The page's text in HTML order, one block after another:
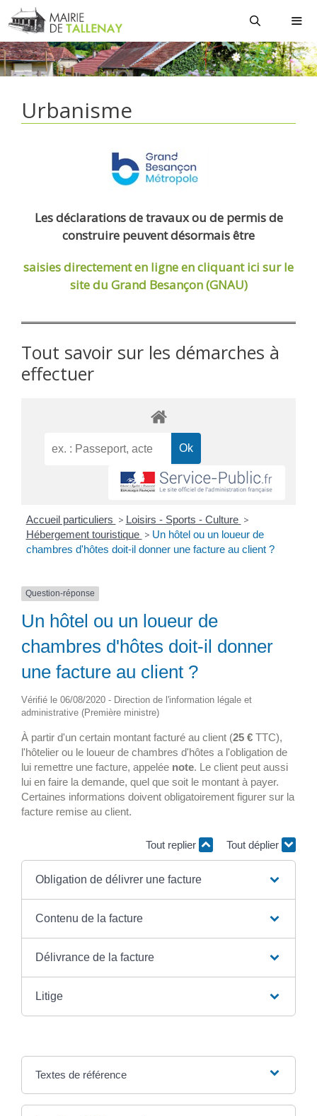
Aller
au
contenu
Urbanisme
Les déclarations de travaux ou de permis de
construire peuvent désormais être
saisies directement en ligneen cliquant ici sur le
site du Grand Besançon (GNAU)
Tout savoir sur les démarches à
effectuer
Accueil particuliers > Loisirs - Sports - Culture >
Hébergement touristique > Un hôtel ou un loueur de
chambres d'hôtes doit-il donner une facture au client ?
Question-réponse
Un hôtel ou un loueur de
chambres d'hôtes doit-il donner
une facture au client ?
Vérifié le 06/08/2020 - Direction de l'information légale et
administrative (Première ministre)
À partir d'un certain montant facturé au client (25 € TTC),
l'hôtelier ou le loueur de chambres d'hôtes a l'obligation de
lui remettre une facture, appelée note. Le client peut aussi
lui en faire la demande, quel que soit le montant à payer.
Certaines informations doivent obligatoirement figurer sur la
facture remise au client.
Tout replier Tout déplier
Obligation de délivrer une facture
Contenu de la facture
Délivrance de la facture
Litige
Textes de référence